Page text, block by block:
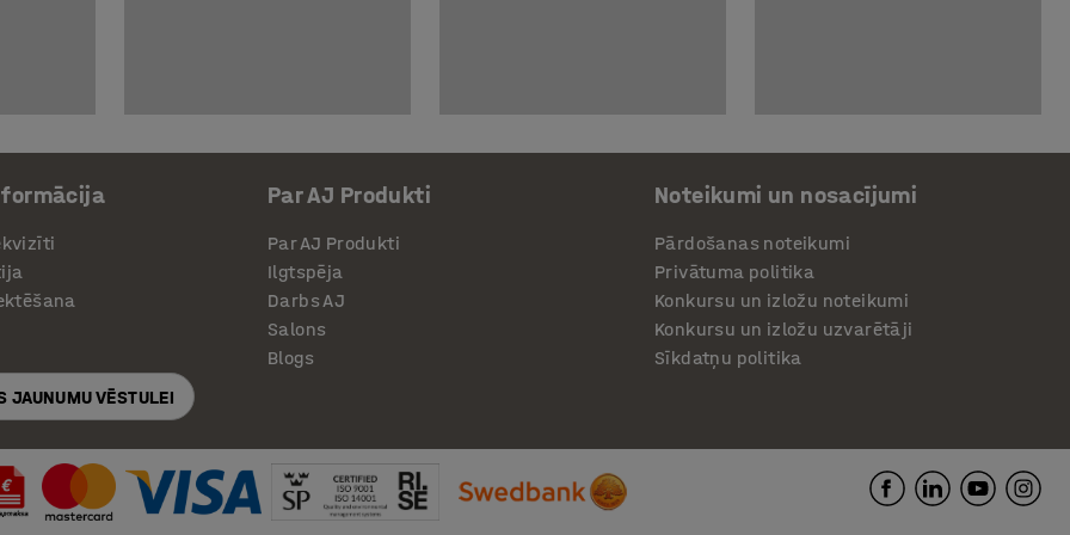
JAUNUMU VĒSTULEI
Par AJ Produkti
Par AJ Produkti
Ilgtspēja
Darbs AJ
Salons
Blogs
Noteikumi un nosacījumi
Pārdošanas noteikumi
Privātuma politika
Konkursu un izložu noteikumi
Konkursu un izložu uzvarētāji
Sīkdatņu politika